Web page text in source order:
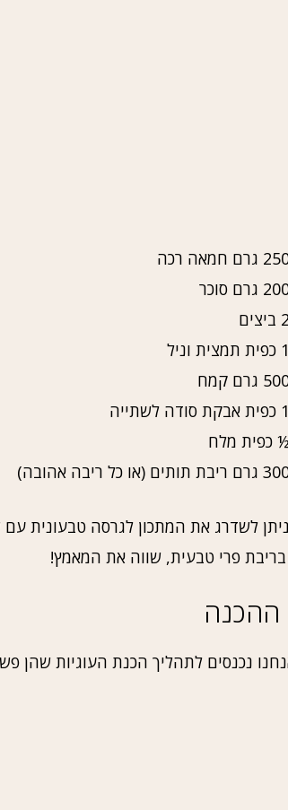
גרם חמאה רכה
גרם סוכר
2 ביצים
1 כפית תמצית וניל
גרם קמח
1 כפית אבקת סודה לשתייה
½ כפית מלח
ריבת תותים (או כל ריבה אהובה)
ניתן לשדרג את המתכון לגרסה טבעונית
בריבת פרי טבעית, שווה את המאמץ!
ההכנה
נכנסים לתהליך הכנת העוגיות שהן